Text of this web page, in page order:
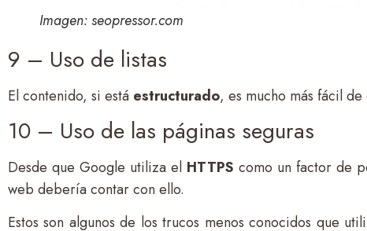
Imagen: seopressor.com
9 – Uso de listas
El contenido, si está estructurado, es mucho más fácil
10 – Uso de las páginas seguras
Desde que Google utiliza el HTTPS como un factor de
web debería contar con ello.
Estos son algunos de los trucos menos conocidos que